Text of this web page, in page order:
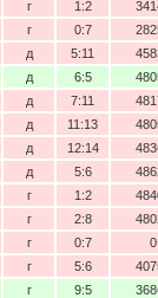
г 1:2
г 0:7
д 5:11
д 6:5
д 7:11
д 11:13
д 12:14
д 5:6
г 1:2
г 2:8
г 0:7
0
г 5:6
г 9:5